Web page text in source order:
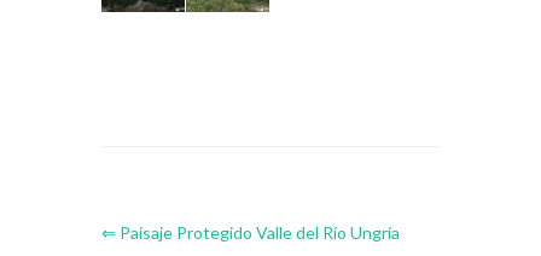
⇐ Paisaje Protegido Valle del Río Ungría